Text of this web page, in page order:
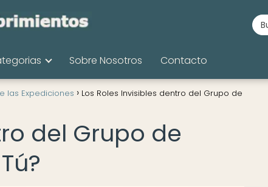
Sobre Nosotros Contacto
las Expediciones
Los Roles Invisibles dentro del Grupo de
del Grupo de